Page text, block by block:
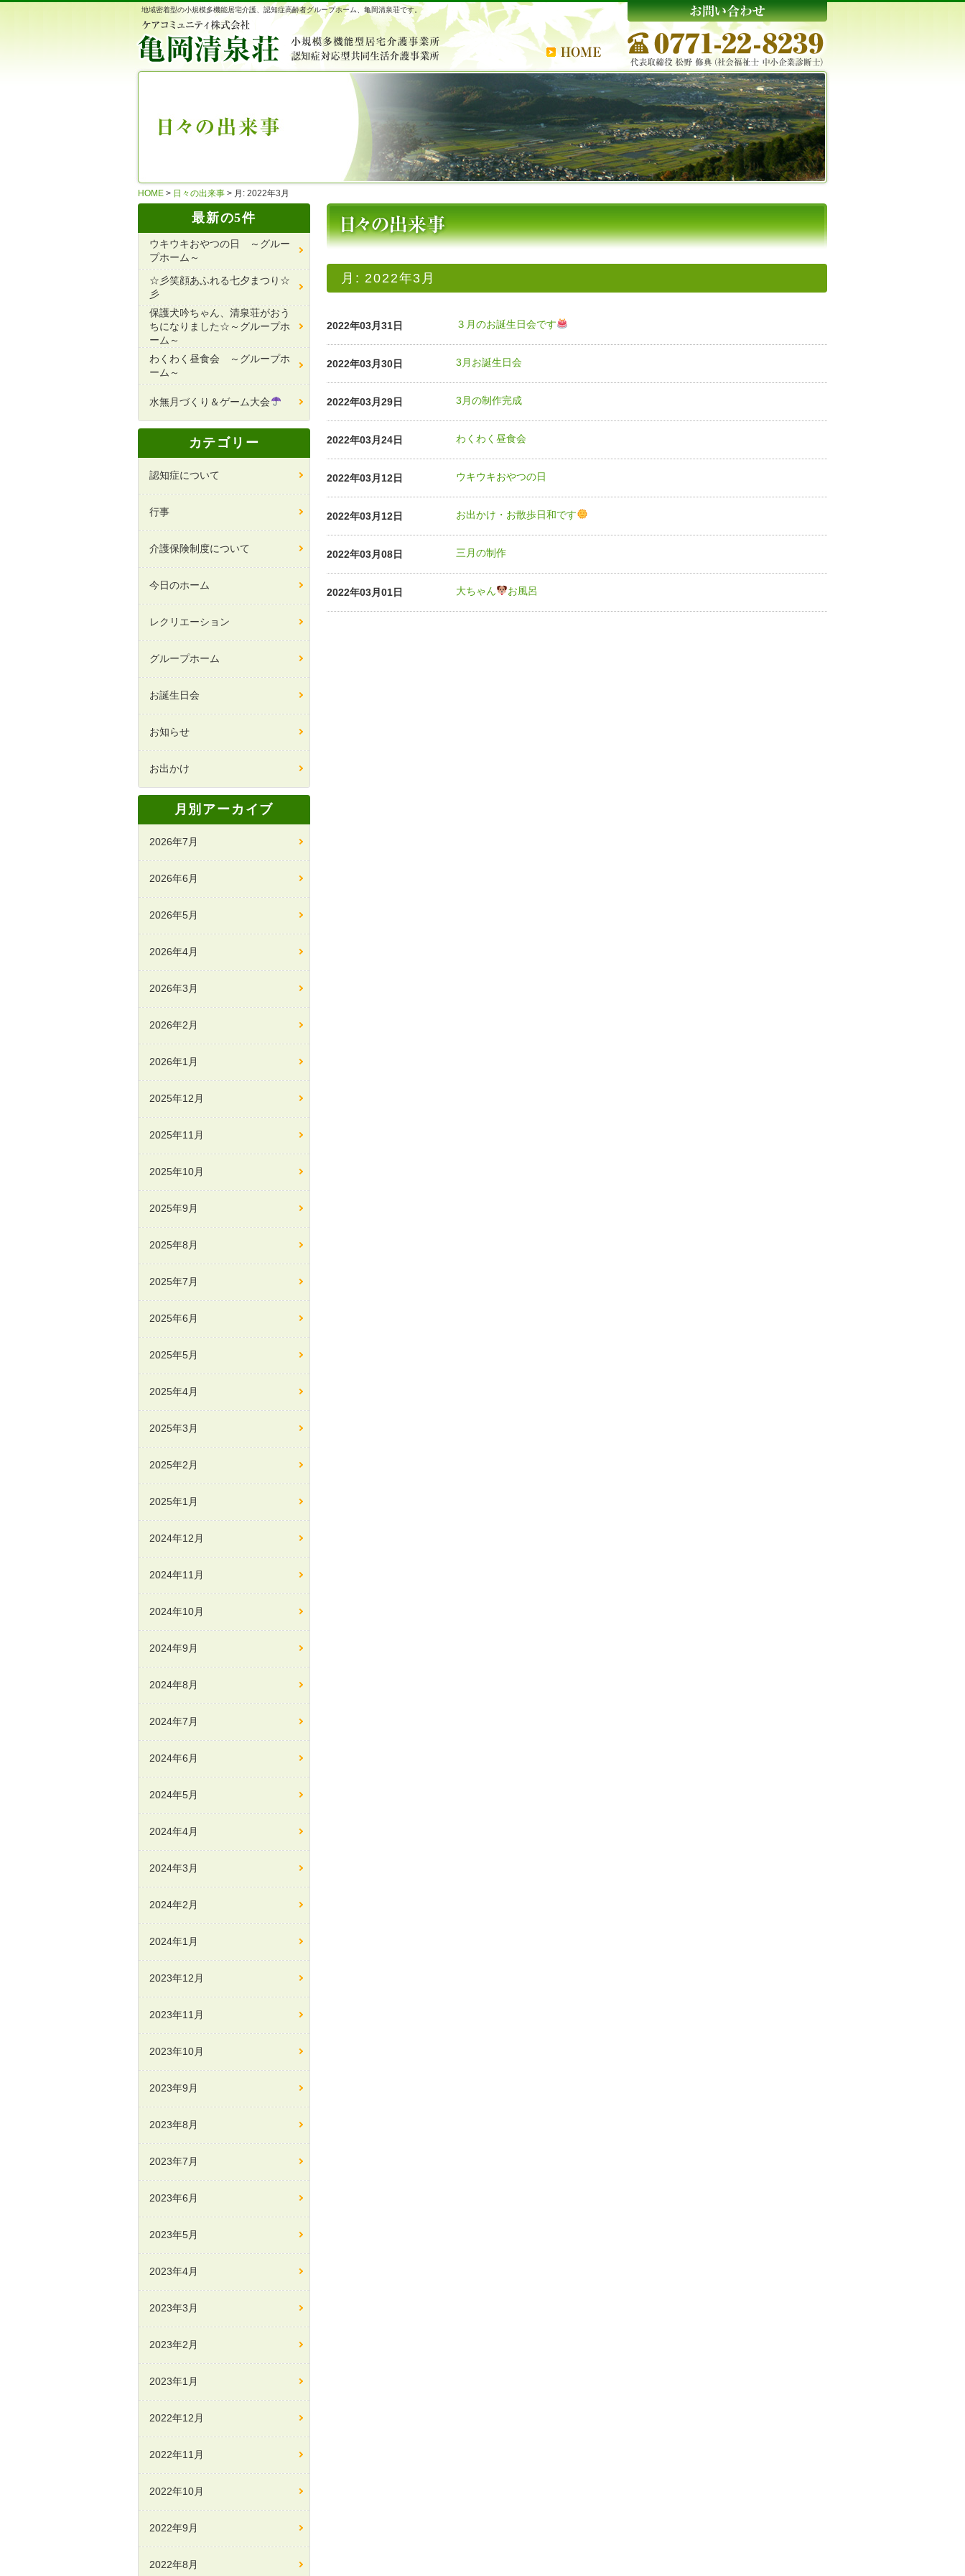
地域密着型の小規模多機能居宅介護、認知症高齢者グループホーム、亀岡清泉荘です。
HOME > 日々の出来事 > 月: 2022年3月
月: 2022年3月
2022年03月31日 ３月のお誕生日会です
2022年03月30日 3月お誕生日会
2022年03月29日 3月の制作完成
2022年03月24日 わくわく昼食会
2022年03月12日 ウキウキおやつの日
2022年03月12日 お出かけ・お散歩日和です
2022年03月08日 三月の制作
2022年03月01日 大ちゃん お風呂
最新の5件
ウキウキおやつの日 ～グルー
プホーム～
☆彡笑顔あふれる七夕まつり☆
彡
保護犬吟ちゃん、清泉荘がおう
ちになりました☆～グループホ
ーム～
わくわく昼食会 ～グループホ
ーム～
水無月づくり＆ゲーム大会
カテゴリー
認知症について
行事
介護保険制度について
今日のホーム
レクリエーション
グループホーム
お誕生日会
お知らせ
お出かけ
月別アーカイブ
2026年7月
2026年6月
2026年5月
2026年4月
2026年3月
2026年2月
2026年1月
2025年12月
2025年11月
2025年10月
2025年9月
2025年8月
2025年7月
2025年6月
2025年5月
2025年4月
2025年3月
2025年2月
2025年1月
2024年12月
2024年11月
2024年10月
2024年9月
2024年8月
2024年7月
2024年6月
2024年5月
2024年4月
2024年3月
2024年2月
2024年1月
2023年12月
2023年11月
2023年10月
2023年9月
2023年8月
2023年7月
2023年6月
2023年5月
2023年4月
2023年3月
2023年2月
2023年1月
2022年12月
2022年11月
2022年10月
2022年9月
2022年8月